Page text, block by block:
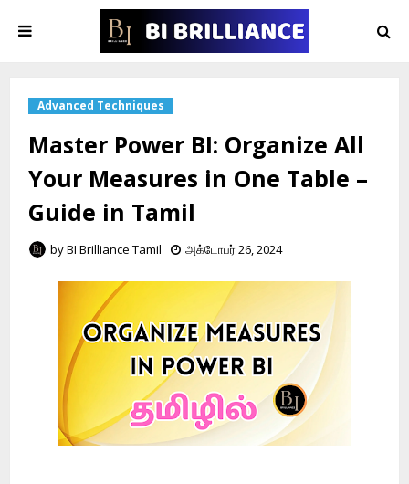
Advanced Techniques
Master Power BI: Organize All
Your Measures in One Table –
Guide in Tamil
byBI Brilliance Tamil அக்டோபர் 26, 2024